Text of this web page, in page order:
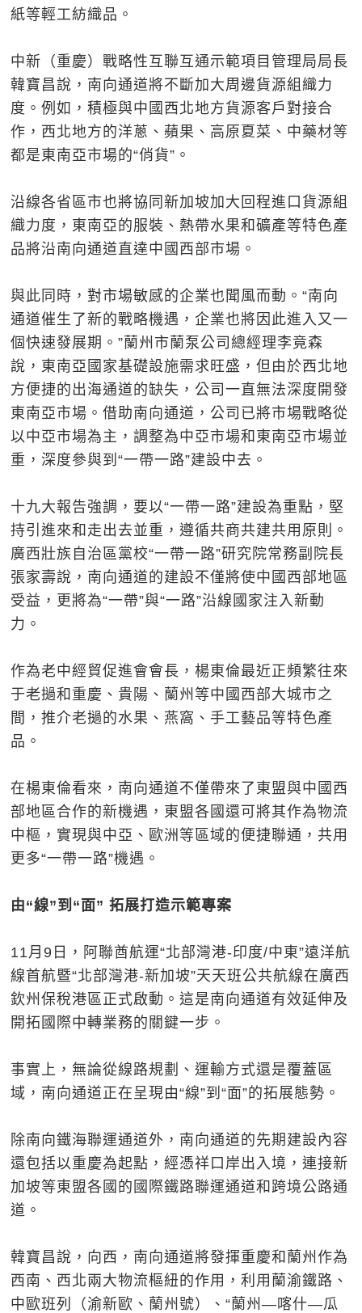
紙等輕工紡織品。
中新（重慶）戰略性互聯互通示範項目管理局局長
韓寶昌說，南向通道將不斷加大周邊貨源組織力
度。例如，積極與中國西北地方貨源客戶對接合
作，西北地方的洋蔥、蘋果、高原夏菜、中藥材等
都是東南亞市場的“俏貨”。
沿線各省區市也將協同新加坡加大回程進口貨源組
織力度，東南亞的服裝、熱帶水果和礦產等特色產
品將沿南向通道直達中國西部市場。
與此同時，對市場敏感的企業也聞風而動。“南向
通道催生了新的戰略機遇，企業也將因此進入又一
個快速發展期。”蘭州市蘭泵公司總經理李竟森
說，東南亞國家基礎設施需求旺盛，但由於西北地
方便捷的出海通道的缺失，公司一直無法深度開發
東南亞市場。借助南向通道，公司已將市場戰略從
以中亞市場為主，調整為中亞市場和東南亞市場並
重，深度參與到“一帶一路”建設中去。
十九大報告強調，要以“一帶一路”建設為重點，堅
持引進來和走出去並重，遵循共商共建共用原則。
廣西壯族自治區黨校“一帶一路”研究院常務副院長
張家壽說，南向通道的建設不僅將使中國西部地區
受益，更將為“一帶”與“一路”沿線國家注入新動
力。
作為老中經貿促進會會長，楊東倫最近正頻繁往來
于老撾和重慶、貴陽、蘭州等中國西部大城市之
間，推介老撾的水果、燕窩、手工藝品等特色產
品。
在楊東倫看來，南向通道不僅帶來了東盟與中國西
部地區合作的新機遇，東盟各國還可將其作為物流
中樞，實現與中亞、歐洲等區域的便捷聯通，共用
更多“一帶一路”機遇。
由“線”到“面” 拓展打造示範專案
11月9日，阿聯酋航運“北部灣港-印度/中東”遠洋航
線首航暨“北部灣港-新加坡”天天班公共航線在廣西
欽州保稅港區正式啟動。這是南向通道有效延伸及
開拓國際中轉業務的關鍵一步。
事實上，無論從線路規劃、運輸方式還是覆蓋區
域，南向通道正在呈現由“線”到“面”的拓展態勢。
除南向鐵海聯運通道外，南向通道的先期建設內容
還包括以重慶為起點，經憑祥口岸出入境，連接新
加坡等東盟各國的國際鐵路聯運通道和跨境公路通
道。
韓寶昌說，向西，南向通道將發揮重慶和蘭州作為
西南、西北兩大物流樞紐的作用，利用蘭渝鐵路、
中歐班列（渝新歐、蘭州號）、“蘭州—喀什—瓜